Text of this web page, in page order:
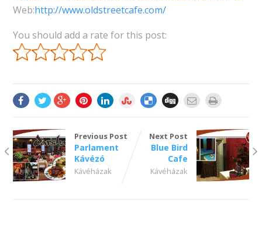
Web:http://www.oldstreetcafe.com/
You should add a rate for this post:
Previous Post
Parlament
Kávézó
Kávéházak
Next Post
Blue Bird
Cafe
Kávéházak